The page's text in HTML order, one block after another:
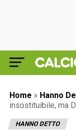
Home » Hanno
insostituibile, ma
HANNO DETTO